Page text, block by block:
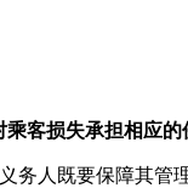
客损失承担相应的
人既要保障其